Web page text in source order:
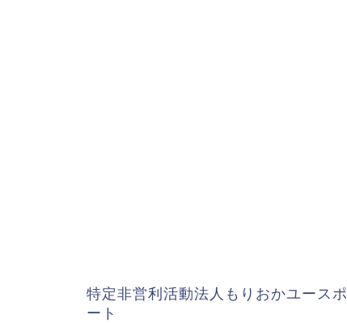
特定非営利活動法人もりおかユースポ
ート